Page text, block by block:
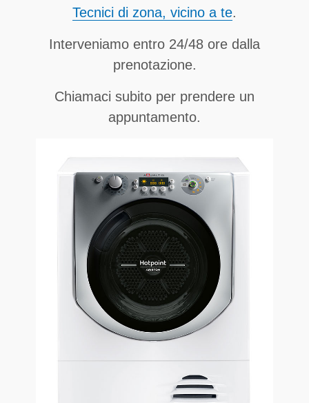
Tecnici di zona, vicino a te.
Interveniamo entro 24/48 ore dalla
prenotazione.
Chiamaci subito per prendere un
appuntamento.